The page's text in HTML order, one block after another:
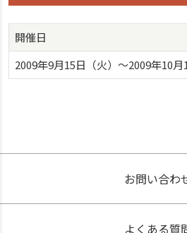
開催日
2009年9月15日（火）〜2009年10月
お問い合わ
よくある質